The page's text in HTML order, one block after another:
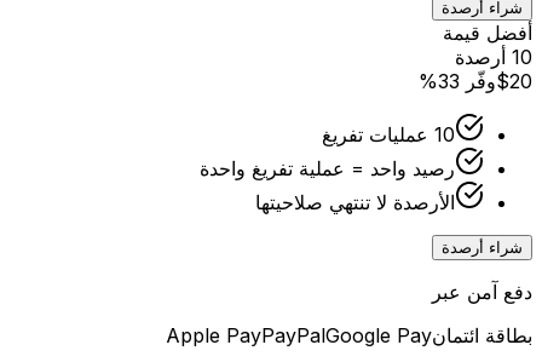
شراء أرصدة
أفضل قيمة
10 أرصدة
$20وفّر 33%
10 عمليات تفريغ
رصيد واحد = عملية تفريغ واحدة
الأرصدة لا تنتهي صلاحيتها
شراء أرصدة
دفع آمن عبر
بطاقة ائتمان
Apple PayPayPalGoogle Pay